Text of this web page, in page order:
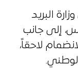
البريد
إلى جانب
لاحقاً،